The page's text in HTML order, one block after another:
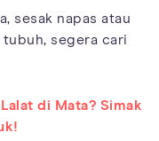
sesak napas atau
segera cari
di Mata? Simak